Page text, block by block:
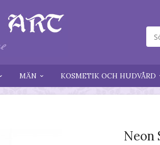
MÄN KOSMETIK OCH HUDVÅRD
Neon